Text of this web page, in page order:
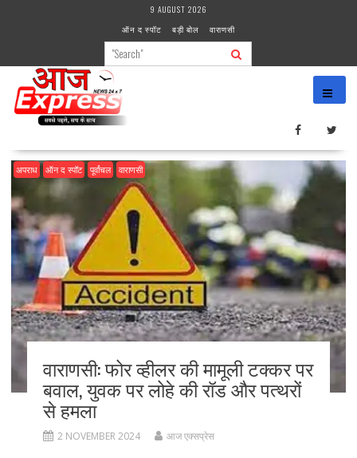
9 AUGUST 2026
ऑन द स्पॉट
बड़ी बोल वाराणसी
अपराध ऑन द स्पॉट पूर्वांचल वाराणसी
वाराणसी: फोर व्हीलर की मामूली टक्कर पर
बवाल, युवक पर लोहे की रॉड और पत्थरों
से हमला
2 NOVEMBER 2024 आज एक्सप्रेस